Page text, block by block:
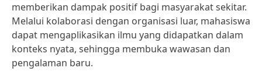
memberikan dampak positif bagi masyarakat sekitar.
Melalui kolaborasi dengan organisasi luar, mahasiswa
dapat mengaplikasikan ilmu yang didapatkan dalam
konteks nyata, sehingga membuka wawasan dan
pengalaman baru.